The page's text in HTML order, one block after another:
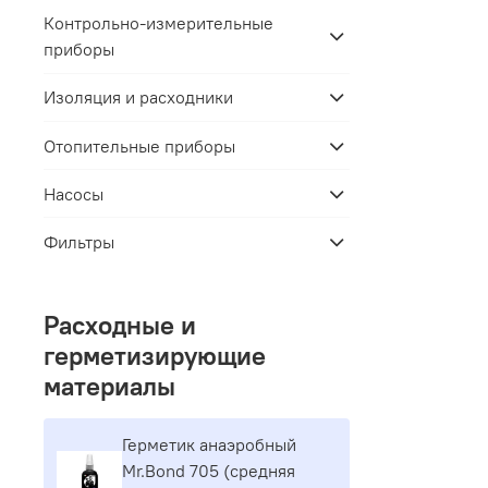
Контрольно-измерительные
приборы
Изоляция и расходники
Отопительные приборы
Насосы
Фильтры
Расходные и
герметизирующие
материалы
Герметик aнaэpoбный
Mr.Bond 705 (средняя